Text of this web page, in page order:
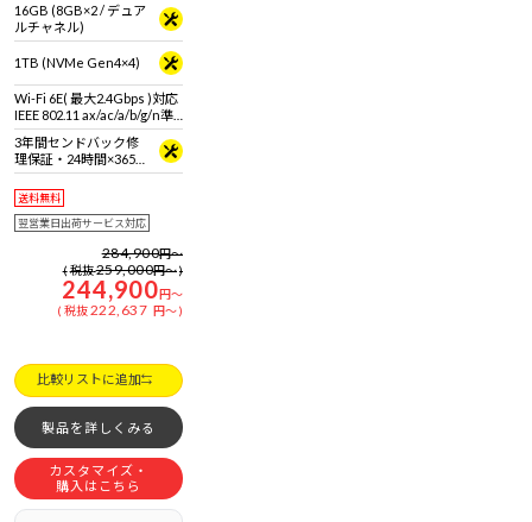
16GB (8GB×2 / デュア
ルチャネル)
1TB (NVMe Gen4×4)
Wi-Fi 6E( 最大2.4Gbps )対応
IEEE 802.11 ax/ac/a/b/g/n準
拠 ＋ Bluetooth 5内蔵
3年間センドバック修
理保証・24時間×365
日電話サポート
送料無料
翌営業日出荷サービス対応
284,900円～
税抜259,000円～
244,900円～
税抜222,637 円～
比較リストに追加
製品を詳しくみる
カスタマイズ・
購入はこちら